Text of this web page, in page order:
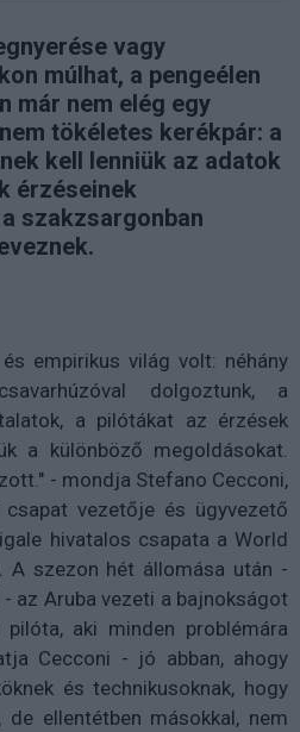
vagy
múlhat, a pengeélen
már nem elég egy
tökéletes kerékpár: a
kell lenniük az adatok
érzéseinek
szakzsargonban
empirikus világ volt: néhány
dolgoztunk, a
a pilótákat az érzések
a különböző megoldásokat.
- mondja Stefano Cecconi,
vezetője és ügyvezető
hivatalos csapata a World
A szezon hét állomása után -
az Aruba vezeti a bajnokságot
pilóta, aki minden problémára
Cecconi - jó abban, ahogy
és technikusoknak, hogy
ellentétben másokkal, nem